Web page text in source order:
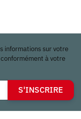
informations sur votre
à votre
S'INSCRIRE